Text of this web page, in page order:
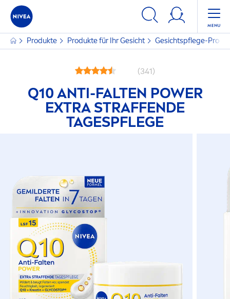
Produkte Produkte für Ihr Gesicht Gesichtspflege-
(341)
Q10 ANTI-FALTEN POWER
EXTRA STRAFFENDE
TAGESPFLEGE